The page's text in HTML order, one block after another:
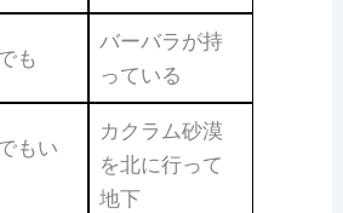
も
バーバラが持
っている
もい
カクラム砂漠
を北に行って
地下